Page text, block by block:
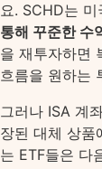
요. SCHD는
통해 꾸준한 수
을 재투자하면
흐름을 원하는
그러나 ISA 계
장된 대체 상품
는 ETF들은 다